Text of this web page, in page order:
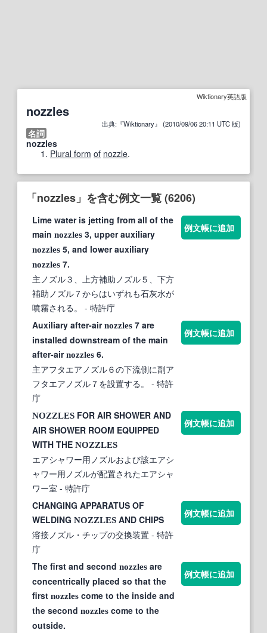
Wiktionary英語版
nozzles
出典:『Wiktionary』 (2010/09/06 20:11 UTC 版)
名詞
nozzles
Plural form of nozzle.
「nozzles」を含む例文一覧 (6206)
Lime water is jetting from all of the
main nozzles 3, upper auxiliary
nozzles 5, and lower auxiliary
nozzles 7.
主ノズル３、上方補助ノズル５、下方
補助ノズル７からはいずれも石灰水が
噴霧される。
- 特許庁
例文帳に追加
Auxiliary after-airnozzles 7 are
installed downstream of the main
after-airnozzles 6.
主アフタエアノズル６の下流側に副ア
フタエアノズル７を設置する。
- 特許
庁
例文帳に追加
NOZZLES FOR AIR SHOWER AND
AIR SHOWER ROOM EQUIPPED
WITH THE NOZZLES
エアシャワー用ノズルおよび該エアシ
ャワー用ノズルが配置されたエアシャ
ワー室 - 特許庁
例文帳に追加
CHANGING APPARATUS OF
WELDING NOZZLES AND CHIPS
溶接ノズル・チップの交換装置 - 特許
庁
例文帳に追加
The first and second nozzles are
concentrically placed so that the
first nozzles come to the inside and
the second nozzles come to the
outside.
例文帳に追加